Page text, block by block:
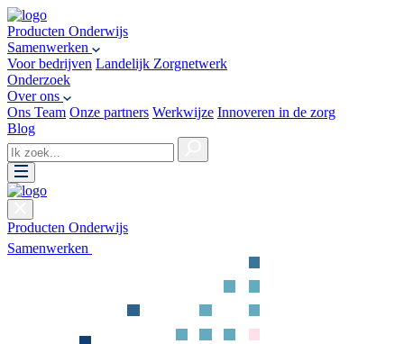
Producten Onderwijs
Samenwerken
Voor bedrijven Landelijk Zorgnetwerk
Onderzoek
Over ons
Ons Team Onze partners Werkwijze Innoveren in de zorg
Blog
Producten Onderwijs
Samenwerken